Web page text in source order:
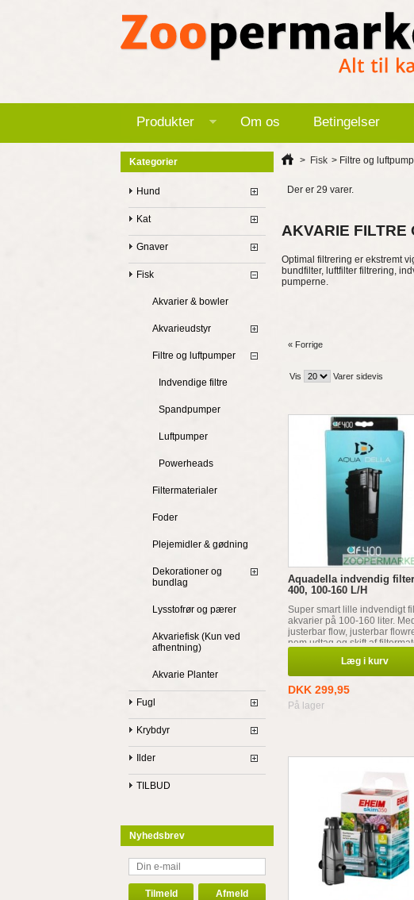
Produkter Om os Betingelser
Kategorier
Hund
Kat
Gnaver
Fisk
Akvarier & bowler
Akvarieudstyr
Filtre og luftpumper
Indvendige filtre
Spandpumper
Luftpumper
Powerheads
Filtermaterialer
Foder
Plejemidler & gødning
Dekorationer og
bundlag
Lysstofrør og pærer
Akvariefisk (Kun ved
afhentning)
Akvarie Planter
Fugl
Krybdyr
Ilder
TILBUD
Nyhedsbrev
> Fisk > Filtre og
Der er 29 varer.
AKVARIE FILTRE
Optimal filtrering er ekstremt
bundfilter, luftfilter filtrering,
pumperne.
« Forrige
Vis Varer sidevis
Aquadella indvendig
400, 100-160 L/H
Super smart lille indvendigt
akvarier på 100-160 liter.
justerbar flow, justerbar
nem udtag og skift af
Læg i kurv
DKK 299,95
På lager